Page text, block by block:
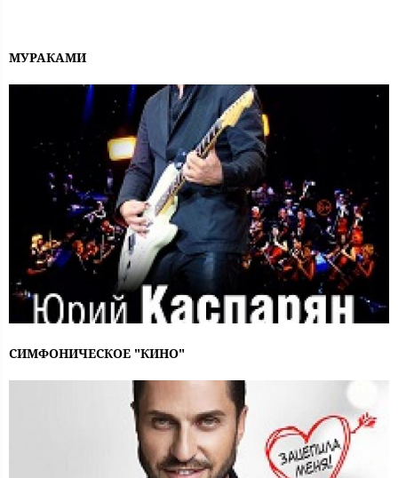
МУРАКАМИ
СИМФОНИЧЕСКОЕ "КИНО"